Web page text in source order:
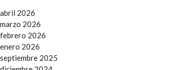
abril 2026
marzo 2026
febrero 2026
enero 2026
septiembre 2025